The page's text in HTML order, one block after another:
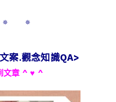
✵
案.觀念知識QA>
文章 ^ ♥ ^